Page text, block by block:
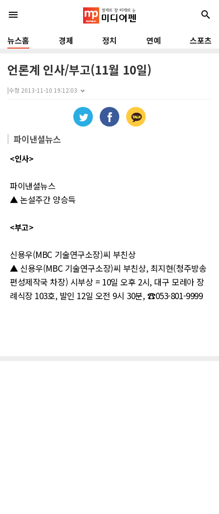
menu search
뉴스홈 경제 정치 연예 스포츠
언론계 인사/부고(11월 10일)
|수정 2013-11-10 19:12:03
파이낸셜뉴스
<인사>
파이낸셜뉴스
▲ 논설주간 양승득
<부고>
신용우(MBC 기술연구소장)씨 부친상
▲ 신용우(MBC 기술연구소장)씨 부친상, 최지현(청주방송
편성제작국 차장) 시부상 = 10일 오후 2시, 대구 모레아 장
례식장 103호, 발인 12일 오전 9시 30분, ☎053-801-9999